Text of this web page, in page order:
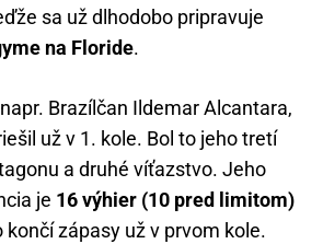
sa už dlhodobo pripravuje
na Floride.
Brazílčan Ildemar Alcantara,
už v 1. kole. Bol to jeho tretí
a druhé víťazstvo. Jeho
je 16 výhier (10 pred limitom)
končí zápasy už v prvom kole.